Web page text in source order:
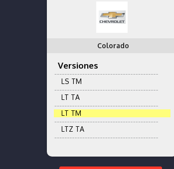
Colorado
Versiones
LS TM
LT TA
LT TM
LTZ TA